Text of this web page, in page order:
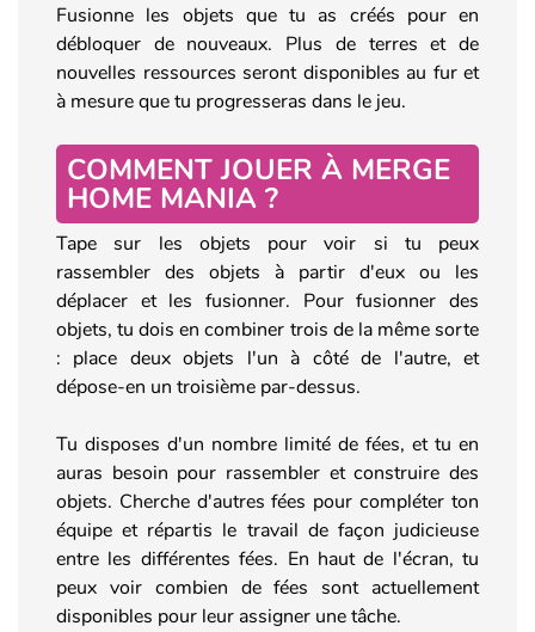
Fusionne les objets que tu as créés pour en
débloquer de nouveaux. Plus de terres et de
nouvelles ressources seront disponibles au fur et
à mesure que tu progresseras dans le jeu.
COMMENT JOUER À MERGE
HOME MANIA ?
Tape sur les objets pour voir si tu peux
rassembler des objets à partir d'eux ou les
déplacer et les fusionner. Pour fusionner des
objets, tu dois en combiner trois de la même sorte
: place deux objets l'un à côté de l'autre, et
dépose-en un troisième par-dessus.
Tu disposes d'un nombre limité de fées, et tu en
auras besoin pour rassembler et construire des
objets. Cherche d'autres fées pour compléter ton
équipe et répartis le travail de façon judicieuse
entre les différentes fées. En haut de l'écran, tu
peux voir combien de fées sont actuellement
disponibles pour leur assigner une tâche.